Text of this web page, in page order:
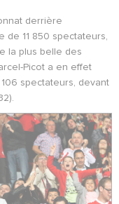
derrière
de 11 850 spectateurs,
la plus belle des
Picot a en effet
spectateurs, devant